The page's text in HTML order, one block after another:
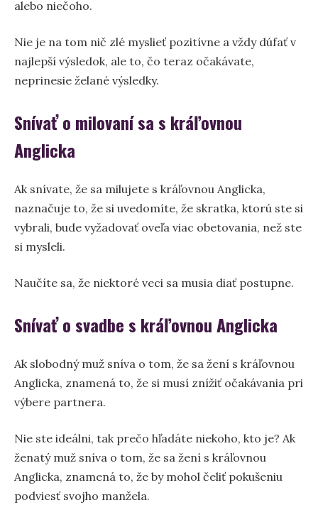
alebo niečoho.
Nie je na tom nič zlé myslieť pozitívne a vždy dúfať v
najlepší výsledok, ale to, čo teraz očakávate,
neprinesie želané výsledky.
Snívať o milovaní sa s kráľovnou
Anglicka
Ak snívate, že sa milujete s kráľovnou Anglicka,
naznačuje to, že si uvedomíte, že skratka, ktorú ste si
vybrali, bude vyžadovať oveľa viac obetovania, než ste
si mysleli.
Naučíte sa, že niektoré veci sa musia diať postupne.
Snívať o svadbe s kráľovnou Anglicka
Ak slobodný muž sníva o tom, že sa žení s kráľovnou
Anglicka, znamená to, že si musí znížiť očakávania pri
výbere partnera.
Nie ste ideálni, tak prečo hľadáte niekoho, kto je? Ak
ženatý muž sníva o tom, že sa žení s kráľovnou
Anglicka, znamená to, že by mohol čeliť pokušeniu
podviesť svojho manžela.